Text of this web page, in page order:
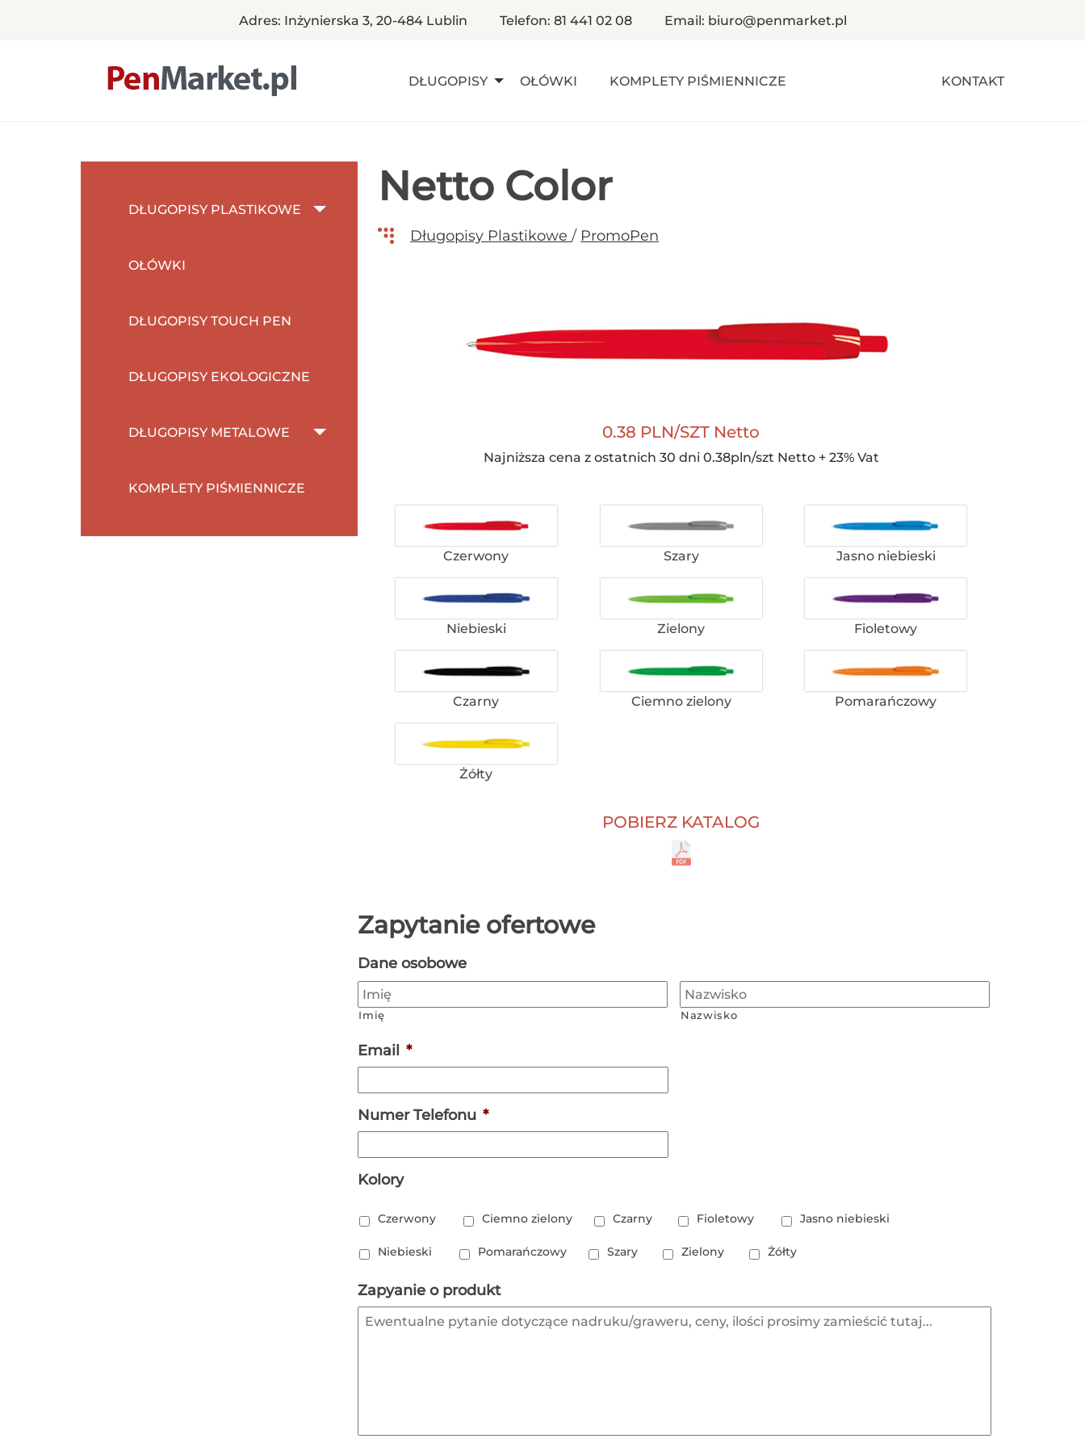
Adres: Inżynierska 3, 20-484 Lublin Telefon: 81 441 02 08 Email: biuro@penmarket.pl
DŁUGOPISY OŁÓWKI KOMPLETY PIŚMIENNICZE KONTAKT
DŁUGOPISY PLASTIKOWE
OŁÓWKI
DŁUGOPISY TOUCH PEN
DŁUGOPISY EKOLOGICZNE
DŁUGOPISY METALOWE
KOMPLETY PIŚMIENNICZE
Netto Color
Długopisy Plastikowe/ PromoPen
0.38 PLN/SZT Netto
Najniższa cena z ostatnich 30 dni 0.38pln/szt Netto + 23% Vat
Czerwony Szary Jasno niebieski
Niebieski Zielony Fioletowy
Czarny Ciemno zielony Pomarańczowy
Żółty
POBIERZ KATALOG
Zapytanie ofertowe
Dane osobowe
Imię Nazwisko
Email *
Numer Telefonu *
Kolory
Czerwony Ciemno zielony Czarny Fioletowy Jasno niebieski
Niebieski Pomarańczowy Szary Zielony Żółty
Zapyanie o produkt